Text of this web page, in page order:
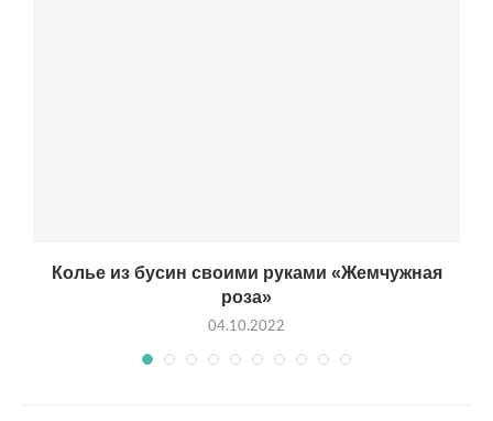
Колье из бусин своими руками «Жемчужная
роза»
04.10.2022